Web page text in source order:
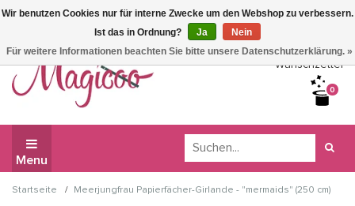
Wir haben Betriebsferien, daher können Sie derzeit nicht
bestellen.
Wunschzettel
0
Menu
Startseite / Meerjungfrau Papierfächer-Girlande - "mermaids" (250 cm)
Wir benutzen Cookies nur für interne Zwecke um den Webshop zu verbessern.
Ist das in Ordnung?
Ja
Nein
Für weitere Informationen beachten Sie bitte unsere Datenschutzerklärung. »